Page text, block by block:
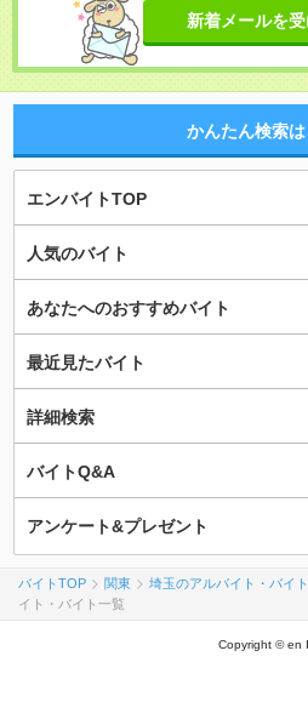
新着メールを
かんたん検索
エンバイトTOP
人気のバイト
あなたへのおすすめバイト
最近見たバイト
詳細検索
バイトQ&A
アンケート&プレゼント
バイトTOP 関東 埼玉のアルバイト・バイ
イト・バイト一覧
Copyright © en